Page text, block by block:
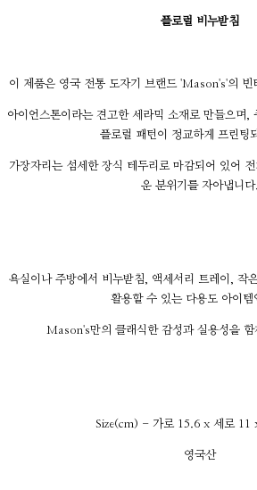
플로럴 비누받침
이 제품은 영국 전통 도자기 브랜드 'Mason's'의 빈
아이언스톤이라는 견고한 세라믹 소재로 만들으며,
플로럴 패턴이 정교하게 프린팅
가장자리는 섬세한 장식 테두리로 마감되어 있어
운 분위기를 자아냅니다.
욕실이나 주방에서 비누받침, 액세서리 트레이, 작
활용할 수 있는 다용도 아이템
Mason's만의 클래식한 감성과 실용성을 함
Size(cm) - 가로 15.6 x 세로 11
영국산